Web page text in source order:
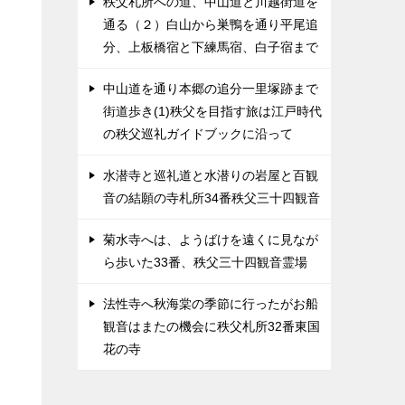
通る（２）白山から巣鴨を通り平尾追
分、上板橋宿と下練馬宿、白子宿まで
中山道を通り本郷の追分一里塚跡まで
街道歩き(1)秩父を目指す旅は江戸時代
の秩父巡礼ガイドブックに沿って
水潜寺と巡礼道と水潜りの岩屋と百観
音の結願の寺札所34番秩父三十四観音
菊水寺へは、ようばけを遠くに見なが
ら歩いた33番、秩父三十四観音霊場
法性寺へ秋海棠の季節に行ったがお船
観音はまたの機会に秩父札所32番東国
花の寺